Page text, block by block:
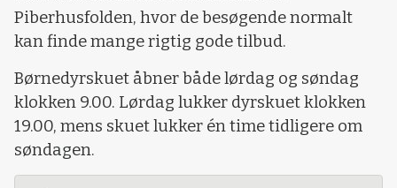
Piberhusfolden, hvor de besøgende normalt
kan finde mange rigtig gode tilbud.
Børnedyrskuet åbner både lørdag og søndag
klokken 9.00. Lørdag lukker dyrskuet klokken
19.00, mens skuet lukker én time tidligere om
søndagen.